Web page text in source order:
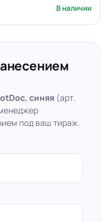
В наличии
синяя (арт.
под ваш тираж.